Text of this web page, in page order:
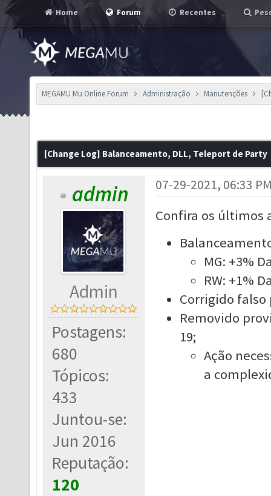
Home Forum Recentes
MEGAMU Mu Online Forum Administração Manutenções
[Change Log] Balanceamento, DLL, Teleport de Party
admin
Admin
Postagens:
680
Tópicos:
433
Juntou-se:
Jun 2016
Reputação:
120
07-29-2021, 06:33
Confira os últimos
MG: +3%
RW: +1%
Corrigido
Removido
19;
Ação
a